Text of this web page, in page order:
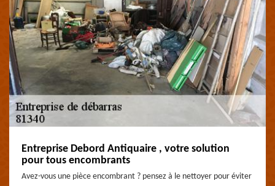
Entreprise Debord Antiquaire , votre solution
pour tous encombrants
Avez-vous une pièce encombrant ? pensez à le nettoyer pour éviter